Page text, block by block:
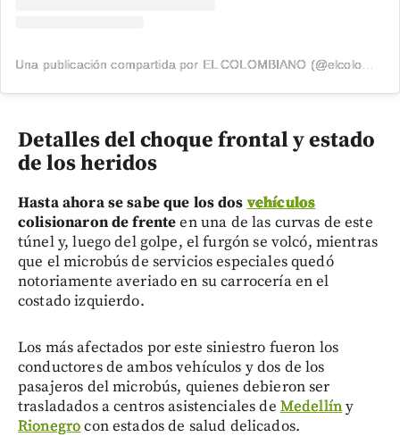
Una publicación compartida por EL COLOMBIANO (@elcolombiano_)
Detalles del choque frontal y estado
de los heridos
Hasta ahora se sabe que los dosvehículos
colisionaron de frenteen una de las curvas de este
túnel y, luego del golpe, el furgón se volcó, mientras
que el microbús de servicios especiales quedó
notoriamente averiado en su carrocería en el
costado izquierdo.
Los más afectados por este siniestro fueron los
conductores de ambos vehículos y dos de los
pasajeros del microbús, quienes debieron ser
trasladados a centros asistenciales de Medellíny
Rionegrocon estados de salud delicados.